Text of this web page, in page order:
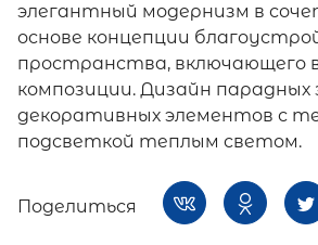
элегантный модернизм в
основе концепции
пространства, включающего
композиции. Дизайн
декоративных элементов с
подсветкой теплым светом.
Поделиться